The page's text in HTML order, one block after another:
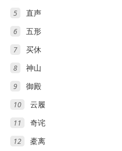
5 直声
6 五形
7 买休
8 神山
9 御殿
10 云履
11 奇诧
12 橐离